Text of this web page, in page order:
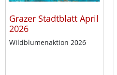
Grazer Stadtblatt April
2026
Wild­blu­men­ak­ti­on 2026